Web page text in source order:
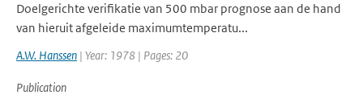
Doelgerichte verifikatie van 500 mbar prognose aan de hand
van hieruit afgeleide maximumtemperatu...
A.W. Hanssen | Year: 1978 | Pages: 20
Publication